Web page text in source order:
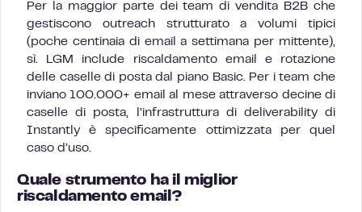
Per la maggior parte dei team di vendita B2B che
gestiscono outreach strutturato a volumi tipici
(poche centinaia di email a settimana per mittente),
sì. LGM include riscaldamento email e rotazione
delle caselle di posta dal piano Basic. Per i team che
inviano 100.000+ email al mese attraverso decine di
caselle di posta, l’infrastruttura di deliverability di
Instantly è specificamente ottimizzata per quel
caso d’uso.
Quale strumento ha il miglior
riscaldamento email?